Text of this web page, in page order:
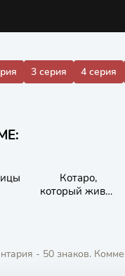
3 серия 4 серия
Котаро,
который живёт
- 50 знаков.